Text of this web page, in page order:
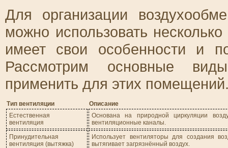
Для организации
можно использовать
имеет свои особенности и
Рассмотрим основные
применить для этих
Тип вентиляции
Описание
Естественная
вентиляция
Основана на природной циркуляции
вентиляционные каналы.
Принудительная
вентиляция (вытяжка)
Использует вентиляторы для создания
вытягивает загрязнённый воздух.